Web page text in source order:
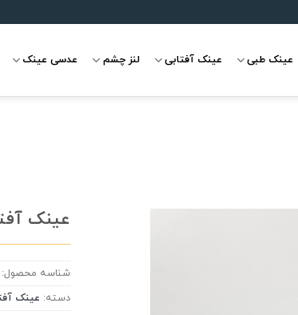
عینک طبی عینک آفتابی لنز چشم عدسی عینک
عینک
شناسه محصول:
دسته: عینک